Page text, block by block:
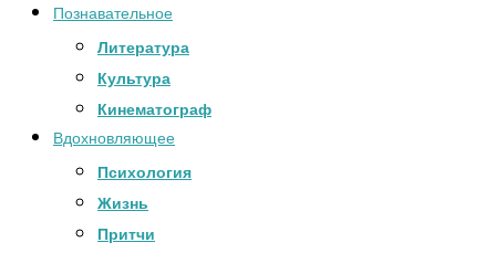
Познавательное
Литература
Культура
Кинематограф
Вдохновляющее
Психология
Жизнь
Притчи